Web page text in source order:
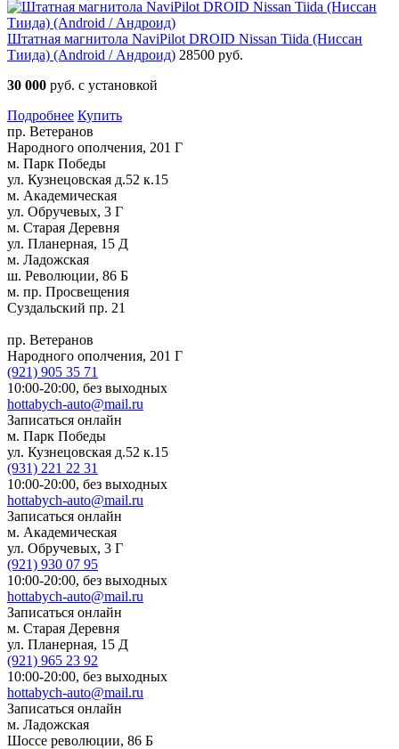
Штатная магнитола NaviPilot DROID Nissan Tiida (Ниссан
Тиида) (Android / Андроид) 28500 руб.
30 000 руб. с установкой
Подробнее Купить
пр. Ветеранов
Народного ополчения, 201 Г
м. Парк Победы
ул. Кузнецовская д.52 к.15
м. Академическая
ул. Обручевых, 3 Г
м. Старая Деревня
ул. Планерная, 15 Д
м. Ладожская
ш. Революции, 86 Б
м. пр. Просвещения
Суздальский пр. 21
пр. Ветеранов
Народного ополчения, 201 Г
(921) 905 35 71
10:00-20:00, без выходных
hottabych-auto@mail.ru
Записаться онлайн
м. Парк Победы
ул. Кузнецовская д.52 к.15
(931) 221 22 31
10:00-20:00, без выходных
hottabych-auto@mail.ru
Записаться онлайн
м. Академическая
ул. Обручевых, 3 Г
(921) 930 07 95
10:00-20:00, без выходных
hottabych-auto@mail.ru
Записаться онлайн
м. Старая Деревня
ул. Планерная, 15 Д
(921) 965 23 92
10:00-20:00, без выходных
hottabych-auto@mail.ru
Записаться онлайн
м. Ладожская
Шоссе революции, 86 Б